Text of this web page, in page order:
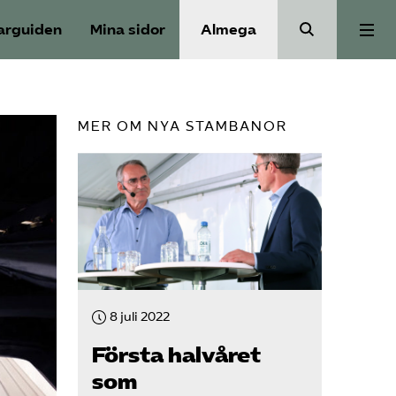
Mina sidor Almega
Reformagenda för järnvägen
Våra frågor
Aktiviteter
MER OM NYA STAMBANOR
8 juli 2022
Första halvåret
som